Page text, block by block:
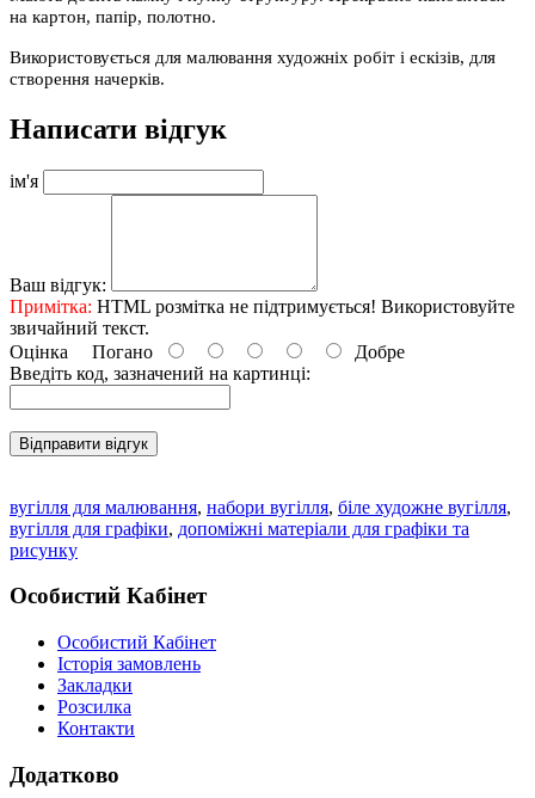
на картон, папір, полотно.
Використовується для малювання художніх робіт і ескізів, для
створення начерків.
Написати відгук
ім'я
Ваш відгук:
Примітка: HTML розмітка не підтримується! Використовуйте
звичайний текст.
Оцінка Погано
Добре
Введіть код, зазначений на картинці:
Відправити відгук
вугілля для малювання, набори вугілля, біле художне вугілля,
вугілля для графіки, допоміжні матеріали для графіки та
рисунку
Особистий Кабінет
Особистий Кабінет
Історія замовлень
Закладки
Розсилка
Контакти
Додатково